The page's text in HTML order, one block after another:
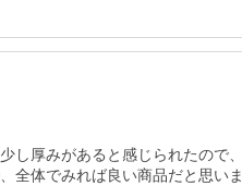
厚みがあると感じられたので
体でみれば良い商品だと思いま